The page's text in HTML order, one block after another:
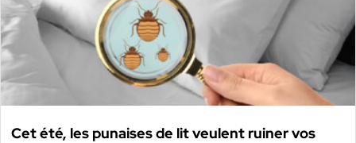
Cet été, les punaises de lit veulent ruiner vos